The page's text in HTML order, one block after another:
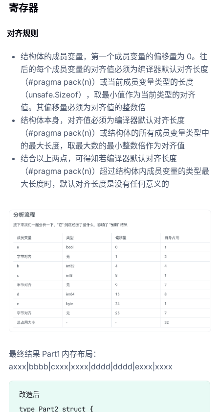
寄存器
对齐规则
结构体的成员变量，第一个成员变量的偏移量为 0。往
后的每个成员变量的对齐值必须为编译器默认对齐长度
（#pragma pack(n)）或当前成员变量类型的长度
（unsafe.Sizeof），取最小值作为当前类型的对齐
值。其偏移量必须为对齐值的整数倍
结构体本身，对齐值必须为编译器默认对齐长度
（#pragma pack(n)）或结构体的所有成员变量类型中
的最大长度，取最大数的最小整数倍作为对齐值
结合以上两点，可得知若编译器默认对齐长度
（#pragma pack(n)）超过结构体内成员变量的类型最
大长度时，默认对齐长度是没有任何意义的
最终结果 Part1 内存布局：
axxx|bbbb|cxxx|xxxx|dddd|dddd|exxx|xxxx
改造后
type Part2 struct {